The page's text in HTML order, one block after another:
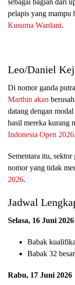
sebagai bagian dari
pelapis yang mampu
Kusuma Wardani.
Leo/Daniel
Di nomor ganda
Marthin akan
datang dengan
hasil mereka kurang
Indonesia Open 2026.
Sementara itu,
nomor yang tidak
2026.
Jadwal
Selasa, 16 Juni 2026
Babak
Babak 32
Rabu, 17 Juni 2026